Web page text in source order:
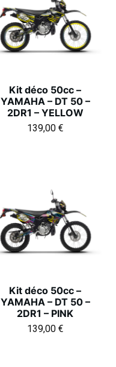
Kit déco 50cc –
YAMAHA – DT 50 –
2DR1 – YELLOW
139,00 €
Kit déco 50cc –
YAMAHA – DT 50 –
2DR1 – PINK
139,00 €